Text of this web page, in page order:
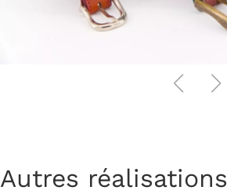
Autres réalisations